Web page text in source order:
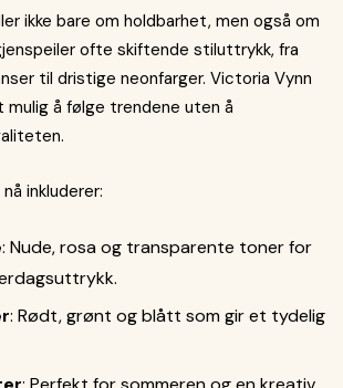
ikke bare om holdbarhet, men også om
ofte skiftende stiluttrykk, fra
til dristige neonfarger. Victoria Vynn
mulig å følge trendene uten å
inkluderer:
: Nude, rosa og transparente toner for
: Rødt, grønt og blått som gir et tydelig